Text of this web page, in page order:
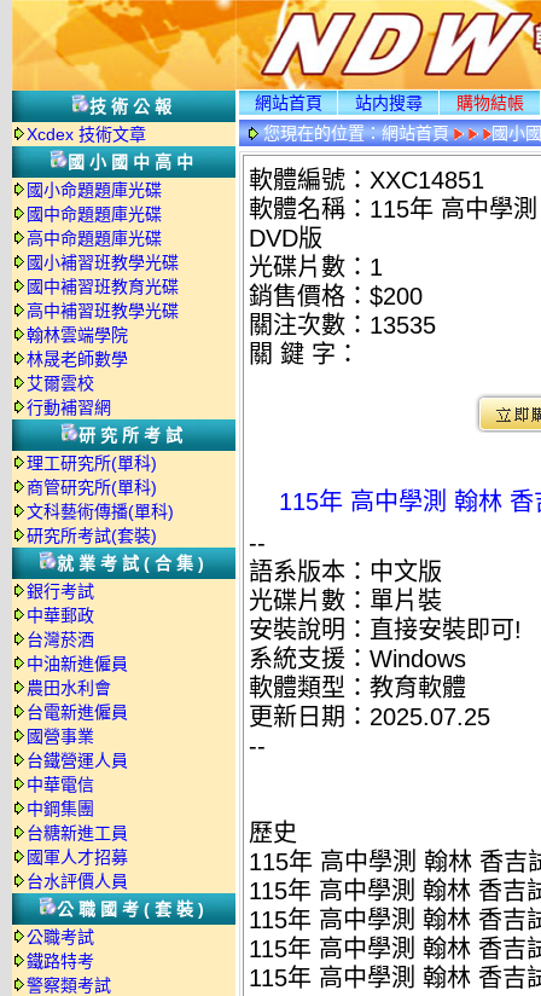
技術公報
Xcdex 技術文章
國小國中高中
國小命題題庫光碟
國中命題題庫光碟
高中命題題庫光碟
國小補習班教學光碟
國中補習班教育光碟
高中補習班教學光碟
翰林雲端學院
林晟老師數學
艾爾雲校
行動補習網
研究所考試
理工研究所(單科)
商管研究所(單科)
文科藝術傳播(單科)
研究所考試(套裝)
就業考試(合集)
銀行考試
中華郵政
台灣菸酒
中油新進僱員
農田水利會
台電新進僱員
國營事業
台鐵營運人員
中華電信
中鋼集團
台糖新進工員
國軍人才招募
台水評價人員
公職國考(套裝)
公職考試
鐵路特考
警察類考試
網站首頁 站内搜尋
購物結帳
您現在的位置：網站首頁 國小
軟體編號：XXC14851
軟體名稱：115年 高中學
DVD版
光碟片數：1
銷售價格：$200
關注次數： 13535
關 鍵 字：
115年 高中學測 翰林
--
語系版本：中文版
光碟片數：單片裝
安裝說明：直接安裝即可!
系統支援：Windows
軟體類型：教育軟體
更新日期：2025.07.25
--
歷史
115年 高中學測 翰林 香吉
115年 高中學測 翰林 香吉
115年 高中學測 翰林 香吉
115年 高中學測 翰林 香吉
115年 高中學測 翰林 香吉